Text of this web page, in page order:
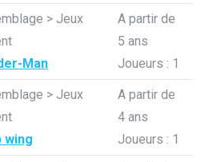
> Jeux
Man
A partir de
5 ans
Joueurs : 1
> Jeux
wing
A partir de
4 ans
Joueurs : 1